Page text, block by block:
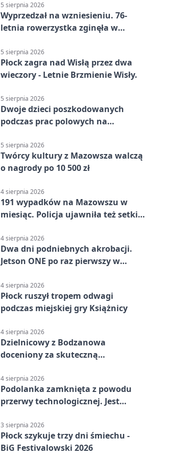
5 sierpnia 2026
Wyprzedzał na wzniesieniu. 76-
letnia rowerzystka zginęła w
5 sierpnia 2026
Płock zagra nad Wisłą przez dwa
wieczory - Letnie Brzmienie Wisły.
5 sierpnia 2026
Dwoje dzieci poszkodowanych
podczas prac polowych na
5 sierpnia 2026
Twórcy kultury z Mazowsza walczą
o nagrody po 10 500 zł
4 sierpnia 2026
191 wypadków na Mazowszu w
miesiąc. Policja ujawniła też setki
4 sierpnia 2026
Dwa dni podniebnych akrobacji.
Jetson ONE po raz pierwszy w
4 sierpnia 2026
Płock ruszył tropem odwagi
podczas miejskiej gry Książnicy
4 sierpnia 2026
Dzielnicowy z Bodzanowa
doceniony za skuteczną
4 sierpnia 2026
Podolanka zamknięta z powodu
przerwy technologicznej. Jest
3 sierpnia 2026
Płock szykuje trzy dni śmiechu -
BiG Festivalowski 2026